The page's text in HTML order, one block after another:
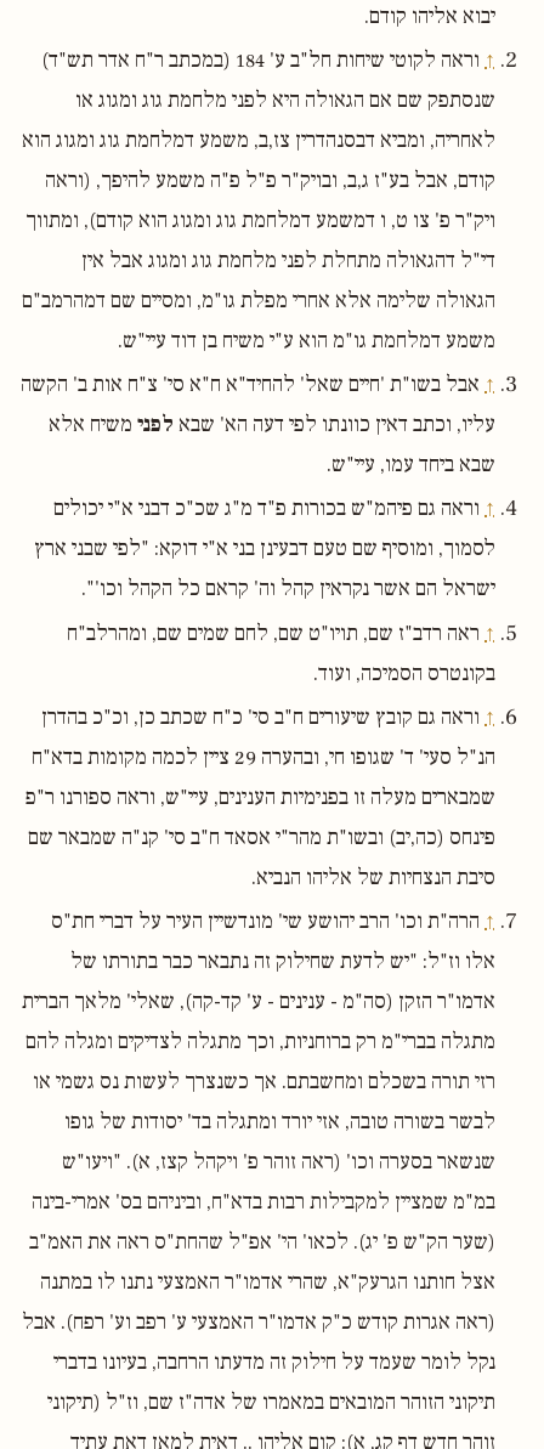
יבוא אליהו קודם.
↑
וראה לקוטי שיחות חל"ב ע' 184 (במכתב ר"ח אדר תש"ד)
שנסתפק שם אם הגאולה היא לפני מלחמת גוג ומגוג או
לאחריה, ומביא דבסנהדרין צז,ב, משמע דמלחמת גוג ומגוג הוא
קודם, אבל בע"ז ג,ב, ובויק"ר פ"ל פ"ה משמע להיפך, (וראה
ויק"ר פ' צו ט, ו דמשמע דמלחמת גוג ומגוג הוא קודם), ומתווך
די"ל דהגאולה מתחלת לפני מלחמת גוג ומגוג אבל אין
הגאולה שלימה אלא אחרי מפלת גו"מ, ומסיים שם דמהרמב"ם
משמע דמלחמת גו"מ הוא ע"י משיח בן דוד עיי"ש.
↑ אבל בשו"ת 'חיים שאל' להחיד"א ח"א סי' צ"ח אות ב' הקשה
עליו, וכתב דאין כוונתו לפי דעה הא' שבא לפני משיח אלא
שבא ביחד עמו, עיי"ש.
↑ וראה גם פיהמ"ש בכורות פ"ד מ"ג שכ"כ דבני א"י יכולים
לסמוך, ומוסיף שם טעם דבעינן בני א"י דוקא: "לפי שבני ארץ
ישראל הם אשר נקראין קהל וה' קראם כל הקהל וכו'".
↑ ראה רדב"ז שם, תויו"ט שם, לחם שמים שם, ומהרלב"ח
בקונטרס הסמיכה, ועוד.
↑ וראה גם קובץ שיעורים ח"ב סי' כ"ח שכתב כן, וכ"כ בהדרן
הנ"ל סעי' ד' שגופו חי, ובהערה 29 ציין לכמה מקומות בדא"ח
שמבארים מעלה זו בפנימיות הענינים, עיי"ש, וראה ספורנו ר"פ
פינחס (כה,יב) ובשו"ת מהר"י אסאד ח"ב סי' קנ"ה שמבאר שם
סיבת הנצחיות של אליהו הנביא.
↑ הרה"ת וכו' הרב יהושע שי' מונדשיין העיר על דברי חת"ס
אלו וז"ל: "יש לדעת שחילוק זה נתבאר כבר בתורתו של
אדמו"ר הזקן (סה"מ - ענינים - ע' קד-קה), שאלי' מלאך הברית
מתגלה בברי"מ רק ברוחניות, וכך מתגלה לצדיקים ומגלה להם
רזי תורה בשכלם ומחשבתם. אך כשנצרך לעשות נס גשמי או
לבשר בשורה טובה, אזי יורד ומתגלה בד' יסודות של גופו
שנשאר בסערה וכו' (ראה זוהר פ' ויקהל קצז, א). "ויעו"ש
במ"מ שמציין למקבילות רבות בדא"ח, וביניהם בס' אמרי-בינה
(שער הק"ש פ' יג). לכאו' הי' אפ"ל שהחת"ס ראה את האמ"ב
אצל חותנו הגרעק"א, שהרי אדמו"ר האמצעי נתנו לו במתנה
(ראה אגרות קודש כ"ק אדמו"ר האמצעי ע' רפב וע' רפח). אבל
נקל לומר שעמד על חילוק זה מדעתו הרחבה, בעיונו בדברי
תיקוני הזוהר המובאים במאמרו של אדה"ז שם, וז"ל (תיקוני
זוהר חדש דף קג, א): קום אליהו .. דאית למאן דאת עתיד